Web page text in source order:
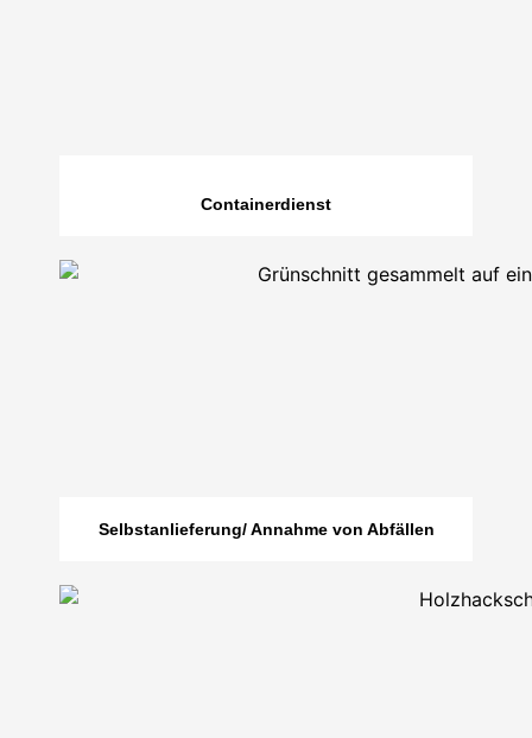
Containerdienst
Selbstanlieferung/ Annahme von Abfällen